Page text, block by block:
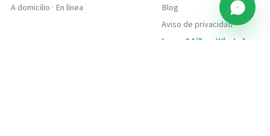
A domicilio · En línea
Blog
Aviso de privacidad
Luna: 24/7 en WhatsApp